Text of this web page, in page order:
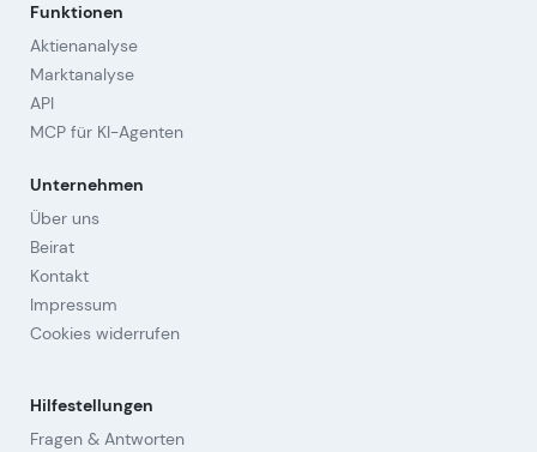
Funktionen
Aktienanalyse
Marktanalyse
API
MCP für KI-Agenten
Unternehmen
Über uns
Beirat
Kontakt
Impressum
Cookies widerrufen
Hilfestellungen
Fragen & Antworten